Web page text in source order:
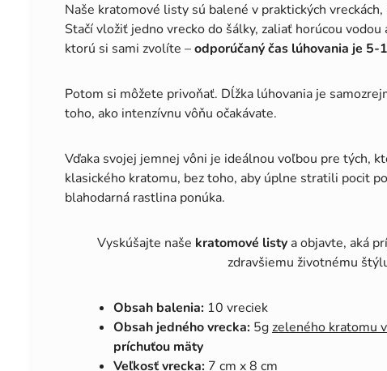
Naše kratomové listy sú balené v praktických
Stačí vložiť jedno vrecko do šálky, zaliať horúcou
ktorú si sami zvolíte –odporúčaný čas lúhovania je 5-
Potom si môžete privoňať. Dĺžka lúhovania je
toho, ako intenzívnu vôňu očakávate.
Vďaka svojej jemnej vôni je ideálnou voľbou pre tých,
klasického kratomu, bez toho, aby úplne stratili pocit
blahodarná rastlina ponúka.
Vyskúšajte naše kratomové listya objavte, aká
zdravšiemu životnému
Obsah balenia: 10 vreciek
Obsah jedného vrecka: 5gzeleného kratomu
príchuťou mäty
Veľkosť vrecka: 7 cm x 8 cm